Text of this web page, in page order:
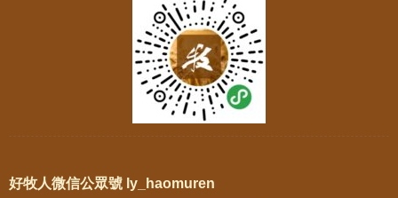
好牧人微信公眾號 ly_haomuren